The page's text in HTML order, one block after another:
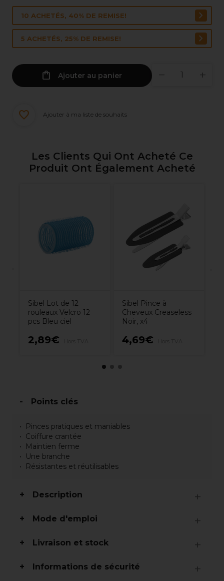
10 ACHETÉS, 40% DE REMISE!
5 ACHETÉS, 25% DE REMISE!
Ajouter au panier
Ajouter à ma liste de souhaits
Les Clients Qui Ont Acheté Ce
Produit Ont Également Acheté
Sibel Lot de 12
rouleaux Velcro 12
pcs Bleu ciel
2,89€
Sibel Pince à
Cheveux Creaseless
Noir, x4
4,69€
Points clés
Pinces pratiques et maniables
Coiffure crantée
Maintien ferme
Une branche
Résistantes et réutilisables
Description
Mode d'emploi
Livraison et stock
Informations de sécurité